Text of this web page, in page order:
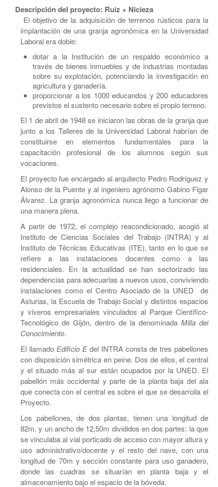
Descripción del proyecto: Ruiz + Nicieza
El objetivo de la adquisición de terrenos rústicos para la
implantación de una granja agronómica en la Universidad
Laboral era doble:
dotar a la Institución de un respaldo económico a
través de bienes inmuebles y de industrias montadas
sobre su explotación, potenciando la investigación en
agricultura y ganadería.
proporcionar a los 1000 educandos y 200 educadores
previstos el sustento necesario sobre el propio terreno.
El 1 de abril de 1948 se iniciaron las obras de la granja que
junto a los Talleres de la Universidad Laboral habrían de
constituirse en elementos fundamentales para la
capacitación profesional de los alumnos según sus
vocaciones.
El proyecto fue encargado al arquitecto Pedro Rodríguez y
Alonso de la Puente y al ingeniero agrónomo Gabino Figar
Álvarez. La granja agronómica nunca llego a funcionar de
una manera plena.
A partir de 1972, el complejo reacondicionado, acogió al
Instituto de Ciencias Sociales del Trabajo (INTRA) y al
Instituto de Técnicas Educativas (ITE), tanto en lo que se
refiere a las instalaciones docentes como a las
residenciales. En la actualidad se han sectorizado las
dependencias para adecuarlas a nuevos usos, conviviendo
instalaciones como el Centro Asociado de la UNED de
Asturias, la Escuela de Trabajo Social y distintos espacios
y viveros empresariales vinculados al Parque Científico-
Tecnológico de Gijón, dentro de la denominada Milla del
Conocimiento.
El llamado Edificio Edel INTRA consta de tres pabellones
con disposición simétrica en peine. Dos de ellos, el central
y el situado más al sur están ocupados por la UNED. El
pabellón más occidental y parte de la planta baja del ala
que conecta con el central es sobre el que se desarrolla el
Proyecto.
Los pabellones, de dos plantas, tienen una longitud de
82m. y un ancho de 12,50m divididos en dos partes: la que
se vinculaba al vial porticado de acceso con mayor altura y
uso administrativo/docente y el resto del nave, con una
longitud de 70m y sección constante para uso ganadero,
donde las cuadras se situarían en planta baja y el
almacenamiento bajo el espacio de la bóveda.